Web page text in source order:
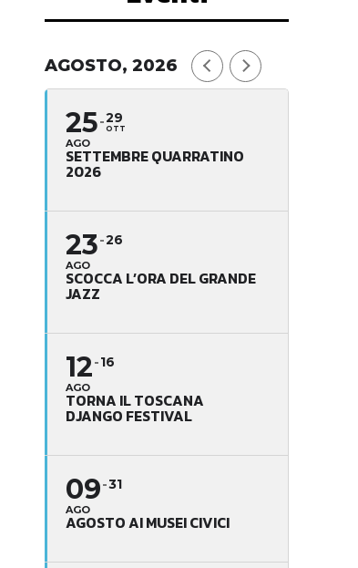
AGOSTO, 2026
25
AGO
29
OTT
SETTEMBRE QUARRATINO
2026
23
AGO
26
SCOCCA L’ORA DEL GRANDE
JAZZ
12
AGO
16
TORNA IL TOSCANA
DJANGO FESTIVAL
09
AGO
31
AGOSTO AI MUSEI CIVICI